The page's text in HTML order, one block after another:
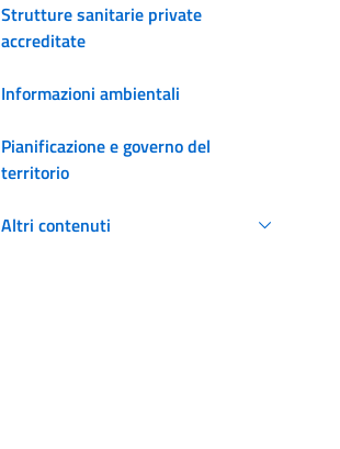
Strutture sanitarie private
accreditate
Informazioni ambientali
Pianificazione e governo del
territorio
Altri contenuti